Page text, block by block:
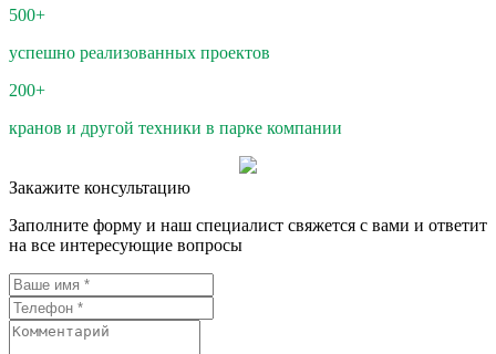
500+
успешно реализованных проектов
200+
кранов и другой техники в парке компании
Закажите консультацию
Заполните форму и наш специалист свяжется с вами и ответит
на все интересующие вопросы